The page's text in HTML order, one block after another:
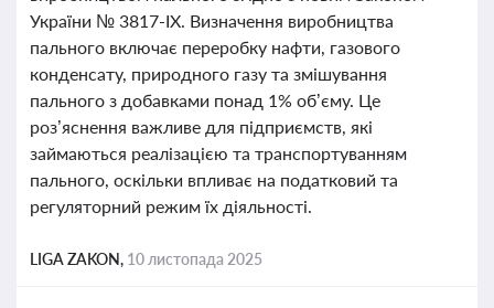
України № 3817-ІХ. Визначення виробництва
пального включає переробку нафти, газового
конденсату, природного газу та змішування
пального з добавками понад 1% об’єму. Це
роз’яснення важливе для підприємств, які
займаються реалізацією та транспортуванням
пального, оскільки впливає на податковий та
регуляторний режим їх діяльності.
LIGA ZAKON, 10 листопада 2025